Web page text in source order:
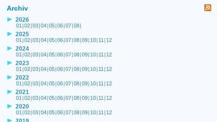
Archiv
2026
01 |02|03|04|05|06|07|08|
2025
01 |02|03|04|05|06|07|08|09| 10| 11 | 12
2024
01 |02|03|04|05|06|07|08|09| 10| 11 | 12
2023
01 |02|03|04|05|06|07|08|09| 10| 11 | 12
2022
01 |02|03|04|05|06|07|08|09| 10| 11 | 12
2021
01 |02|03|04|05|06|07|08|09| 10| 11 | 12
2020
01 |02|03|04|05|06|07|08|09| 10| 11 | 12